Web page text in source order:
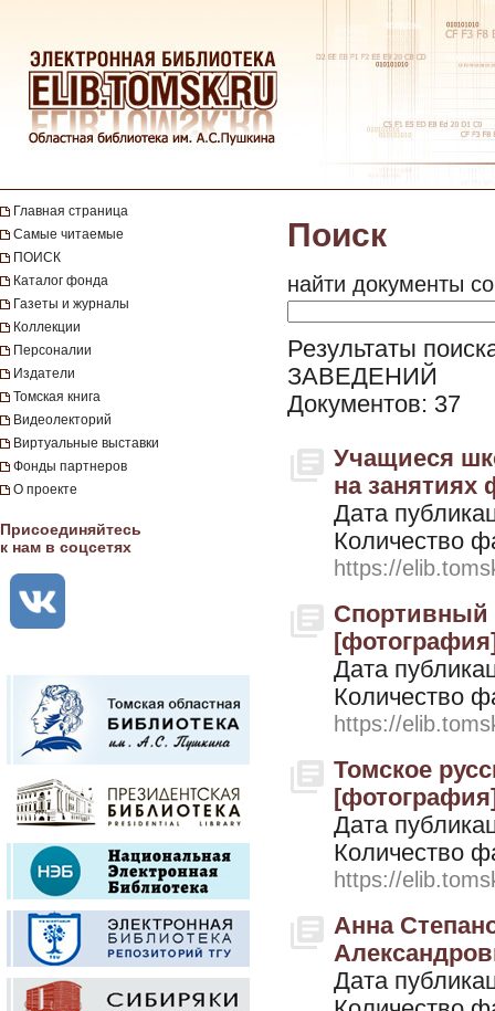
Главная страница
Самые читаемые
ПОИСК
Каталог фонда
Газеты и журналы
Коллекции
Персоналии
Издатели
Томская книга
Видеолекторий
Виртуальные выставки
Фонды партнеров
О проекте
Присоединяйтесь
к нам в соцсетях
Поиск
найти документы
Результаты
ЗАВЕДЕНИЙ
Документов: 37
Учащиеся
на занятиях
Дата
Количество
https://
Спортивный
Дата
Количество
https://
Томское
Дата
Количество
https://
Анна
Дата